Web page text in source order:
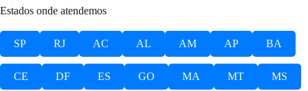
Estados onde atendemos
SP RJ AC AL AM AP BA
CE DF ES GO MA MT MS